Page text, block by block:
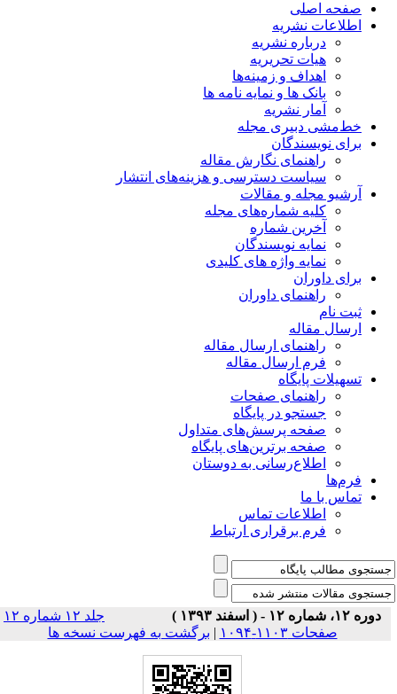
صفحه اصلی
اطلاعات نشریه
درباره نشریه
هیات تحریریه
اهداف و زمینه‌ها
بانک ها و نمایه نامه ها
آمار نشریه
خط‌مشی دبیری مجله
برای نویسندگان
راهنمای نگارش مقاله
سیاست دسترسی و هزینه‌های انتشار
آرشیو مجله و مقالات
کلیه شماره‌های مجله
آخرین شماره
نمایه نویسندگان
نمایه واژه های کلیدی
برای داوران
راهنمای داوران
ثبت نام
ارسال مقاله
راهنمای ارسال مقاله
فرم ارسال مقاله
تسهیلات پایگاه
راهنمای صفحات
جستجو در پایگاه
صفحه پرسش‌های متداول
صفحه برترین‌های پایگاه
اطلاع‌رسانی به دوستان
فرم‌ها
تماس با ما
اطلاعات تماس
فرم برقراری ارتباط
دوره ۱۲، شماره ۱۲ - ( اسفند ۱۳۹۳ )
جلد ۱۲ شماره ۱۲
صفحات ۱۱۰۳-۱۰۹۴
| برگشت به فهرست نسخه ها